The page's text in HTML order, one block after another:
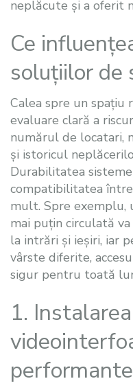
neplăcute și a oferit
Ce
soluțiilor de
Calea spre un spațiu
evaluare clară a
numărul de locatari,
și istoricul
Durabilitatea
compatibilitatea
mult. Spre exemplu,
mai puțin circulată
la intrări și ieșiri, iar
vârste diferite,
sigur pentru toată
1.
performante